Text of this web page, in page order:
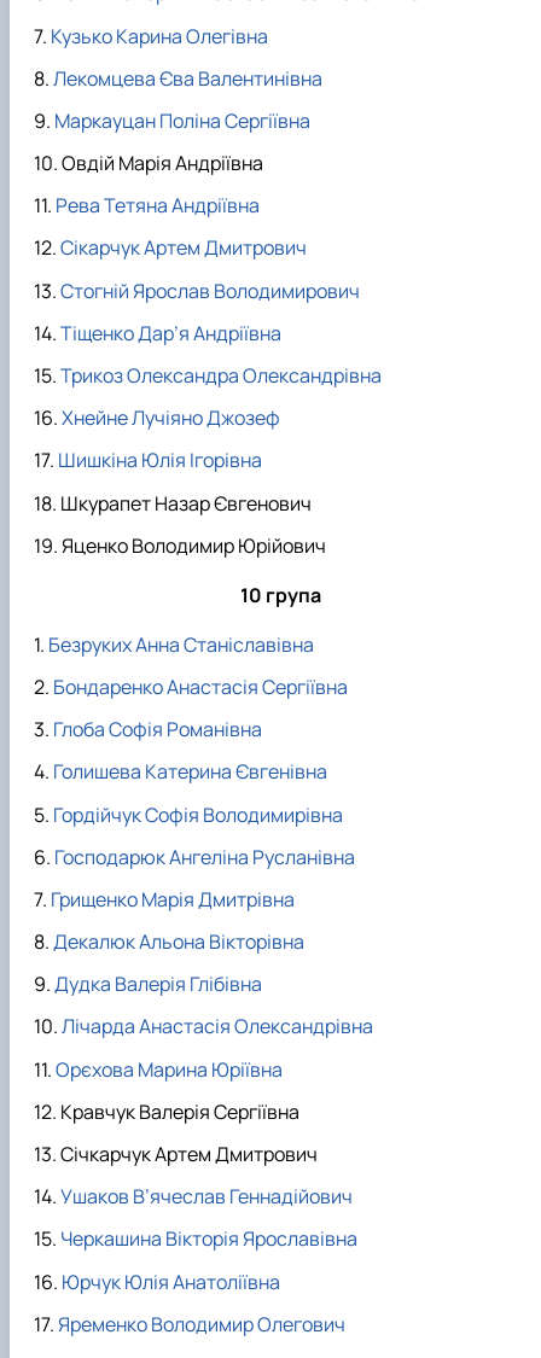
Кузько Карина Олегівна
Лекомцева Єва Валентинівна
Маркауцан Поліна Сергіївна
Овдій Марія Андріївна
Рева Тетяна Андріївна
Сікарчук Артем Дмитрович
Стогній Ярослав Володимирович
Тіщенко Дар’я Андріївна
Трикоз Олександра Олександрівна
Хнейне Лучіяно Джозеф
Шишкіна Юлія Ігорівна
Шкурапет Назар Євгенович
Яценко Володимир Юрійович
10 група
Безруких Анна Станіславівна
Бондаренко Анастасія Сергіївна
Глоба Софія Романівна
Голишева Катерина Євгенівна
Гордійчук Софія Володимирівна
Господарюк Ангеліна Русланівна
Грищенко Марія Дмитрівна
Декалюк Альона Вікторівна
Дудка Валерія Глібівна
Лічарда Анастасія Олександрівна
Орєхова Марина Юріївна
Кравчук Валерія Сергіївна
Січкарчук Артем Дмитрович
Ушаков В’ячеслав Геннадійович
Черкашина Вікторія Ярославівна
Юрчук Юлія Анатоліївна
Яременко Володимир Олегович